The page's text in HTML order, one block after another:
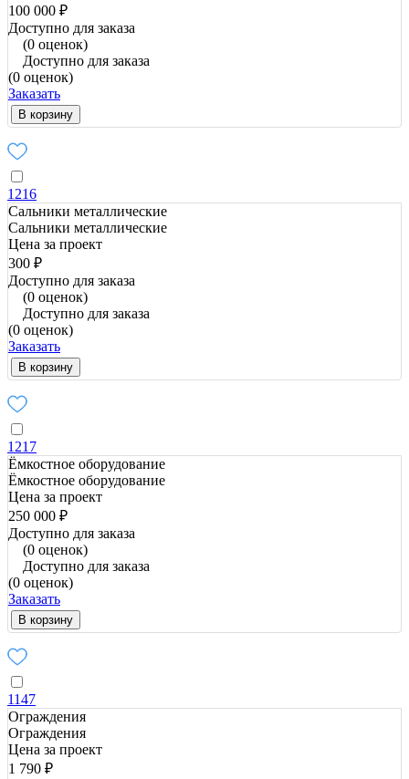
100 000 ₽
Доступно для заказа
(0 оценок)
Доступно для заказа
(0 оценок)
Заказать
В корзину
1216
Сальники металлические
Сальники металлические
Цена за проект
300 ₽
Доступно для заказа
(0 оценок)
Доступно для заказа
(0 оценок)
Заказать
В корзину
1217
Ёмкостное оборудование
Ёмкостное оборудование
Цена за проект
250 000 ₽
Доступно для заказа
(0 оценок)
Доступно для заказа
(0 оценок)
Заказать
В корзину
1147
Ограждения
Ограждения
Цена за проект
1 790 ₽